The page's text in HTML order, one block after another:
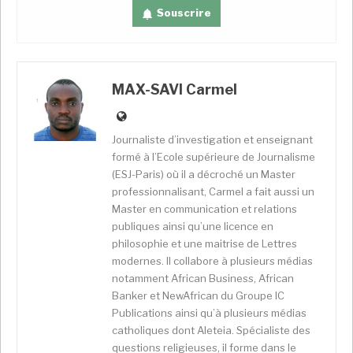
Surnommé Zenu, José Filomeno dos Santos est
poursuivi pour
d’influence, blanchiment d’argent et association
criminelle »avec d’autres personnalités, dont l’ancien
gouverneur de la Banque centrale (BNA) Valter Filipe
da Silva. Selon le ministère angolais des finances, le
fils de l’ex-président est soupçonné d’avoir mis au
point, alors qu’il dirigeait le fonds souverain, une
gigantesque fraude qui aurait pu luipermettrede
, avec ses complices, jusqu’à 1,5 milliard de
dollars. Cette escroquerie avait été maquillée en un
plan qui devait permettre à l’Angola debénéficier
35 milliards de dollars de financements, avec une
fausse garantie de la banque Credit suisse. Elle avait
Souscrire
MAX-SAVI Carmel
Journaliste d’investigation et enseignant
formé à l’Ecole supérieure de Journalisme
(ESJ-Paris) où il a décroché un Master
professionnalisant, Carmel a fait aussi un
Master en communication et relations
publiques ainsi qu’une licence en
philosophie et une maitrise de Lettres
modernes. Il collabore à plusieurs médias
notamment African Business, African
Banker et NewAfrican du Groupe IC
Publications ainsi qu’à plusieurs médias
catholiques dont Aleteia. Spécialiste des
questions religieuses, il forme dans le